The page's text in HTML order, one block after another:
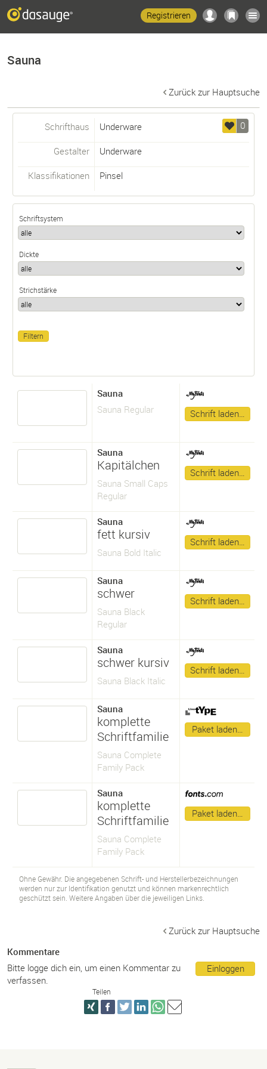
Registrieren
Sauna
Zurück zur Hauptsuche
0
Schrifthaus Underware
Gestalter Underware
Klassifikationen Pinsel
Schriftsystem
Dickte
Strichstärke
Sauna
Sauna Regular
Schrift laden…
Sauna
Kapitälchen
Sauna Small Caps
Regular
Schrift laden…
Sauna
fett kursiv
Sauna Bold Italic
Schrift laden…
Sauna
schwer
Sauna Black
Regular
Schrift laden…
Sauna
schwer kursiv
Sauna Black Italic
Schrift laden…
Sauna
komplette
Schriftfamilie
Sauna Complete
Family Pack
Paket laden…
Sauna
komplette
Schriftfamilie
Sauna Complete
Family Pack
Paket laden…
Ohne Gewähr. Die angegebenen Schrift- und Herstellerbezeichnungen
werden nur zur Identifikation genutzt und können markenrechtlich
geschützt sein. Weitere Angaben über die jeweiligen Links.
Zurück zur Hauptsuche
Kommentare
Einloggen
Bitte logge dich ein, um einen Kommentar zu
verfassen.
Teilen